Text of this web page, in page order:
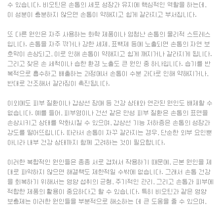
수 있습니다. 비오틴은 손톱의 세포 성장과 유지에 핵심적인 역할을 하는데,
이 성분이 충분하지 않으면 손톱이 약해지고 쉽게 갈라지고 부서집니다.
또 다른 원인은 자주 사용하는 화학 제품이나 엄청난 손톱의 물리적 스트레스
입니다. 손톱을 자주 깎거나 강한 세제, 표백제 등에 노출되면 손톱의 자연 보
호막이 손상되고, 이로 인해 손톱이 약해지고 쉽게 깨지거나 갈라지게 됩니다.
그리고 잦은 손 세척이나 습한 환경 노출도 큰 원인 중 하나입니다. 습기를 반
복적으로 흡수하고 배출하는 과정에서 손톱이 수분 과다로 인해 약해지거나,
반대로 건조해서 갈라짐이 촉진됩니다.
이외에도 피부 질환이나 갑상선 장애 등 건강 상태와 연관된 원인도 배제할 수
없습니다. 예를 들어, 피부염이나 건선 같은 만성 피부 질환은 손톱의 표면을
손상시키고 상태를 악화시킬 수 있으며, 갑상선 기능 저하증은 손톱의 성장과
강도를 떨어뜨립니다. 따라서 손톱이 자꾸 갈라지는 경우, 단순한 외부 요인뿐
아니라 내부 건강 상태까지 함께 고려하는 것이 필요합니다.
이러한 복합적인 원인들은 종종 서로 겹쳐서 작용하기 때문에, 근본 원인을 제
대로 파악하지 않으면 해결책도 제한적일 수밖에 없습니다. 그래서 손톱 건강
을 회복하기 위해서는 영양 섭취의 균형, 주기적인 관리, 그리고 손톱과 피부에
적합한 제품의 활용이 중요하다고 할 수 있습니다. 특히 비오틴과 같은 영양
보충제는 이러한 원인들을 부분적으로 해소하는 데 큰 도움을 줄 수 있으며,